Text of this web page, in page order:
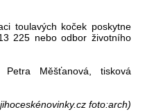
toulavých koček poskytne
225 nebo odbor životního
Petra Měšťanová, tisková
foto:arch)